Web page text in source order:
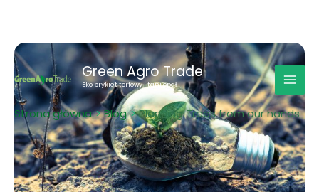
Przejdź
treści
Green Agro Trade
Eko brykiet torfowy | tani opał
Strona główna Blog Planning Trees from our hands